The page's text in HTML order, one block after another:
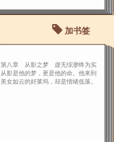
加书签
第八章 从影之梦 虚无综渺终为实
从影是他的梦，更是他的命。他来到
美女如云的好莱坞，却是情绪低落。